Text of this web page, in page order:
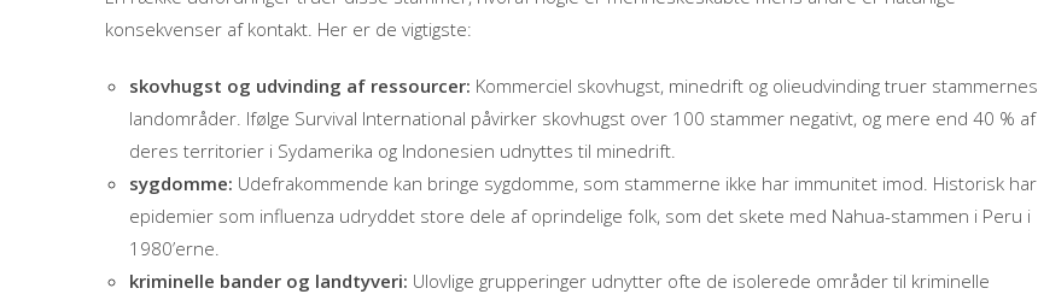
konsekvenser af kontakt. Her er de vigtigste:
skovhugst og udvinding af ressourcer: Kommerciel skovhugst, minedrift og olieudvinding truer stammernes
landområder. Ifølge Survival International påvirker skovhugst over 100 stammer negativt, og mere end 40 % af
deres territorier i Sydamerika og Indonesien udnyttes til minedrift.
sygdomme: Udefrakommende kan bringe sygdomme, som stammerne ikke har immunitet imod. Historisk har
epidemier som influenza udryddet store dele af oprindelige folk, som det skete med Nahua-stammen i Peru i
1980’erne.
kriminelle bander og landtyveri: Ulovlige grupperinger udnytter ofte de isolerede områder til kriminelle